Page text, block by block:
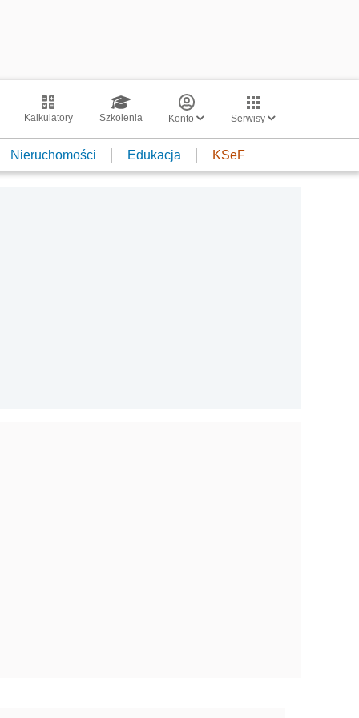
Kalkulatory Szkolenia Konto Serwisy
Nieruchomości Edukacja KSeF